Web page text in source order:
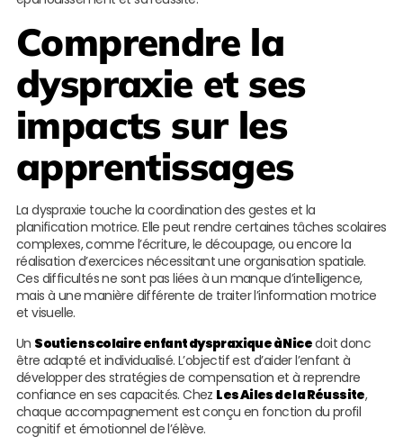
Comprendre la
dyspraxie et ses
impacts sur les
apprentissages
La dyspraxie touche la coordination des gestes et la
planification motrice. Elle peut rendre certaines tâches scolaires
complexes, comme l’écriture, le découpage, ou encore la
réalisation d’exercices nécessitant une organisation spatiale.
Ces difficultés ne sont pas liées à un manque d’intelligence,
mais à une manière différente de traiter l’information motrice
et visuelle.
Un Soutien scolaire enfant dyspraxique à Nicedoit donc
être adapté et individualisé. L’objectif est d’aider l’enfant à
développer des stratégies de compensation et à reprendre
confiance en ses capacités. Chez Les Ailes de la Réussite,
chaque accompagnement est conçu en fonction du profil
cognitif et émotionnel de l’élève.